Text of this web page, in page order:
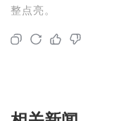
整点亮。